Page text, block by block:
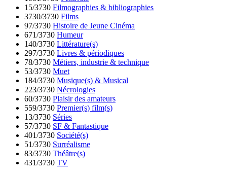
15/3730 Filmographies & bibliographies
3730/3730 Films
97/3730 Histoire de Jeune Cinéma
671/3730 Humeur
140/3730 Littérature(s)
297/3730 Livres & périodiques
78/3730 Métiers, industrie & technique
53/3730 Muet
184/3730 Musique(s) & Musical
223/3730 Nécrologies
60/3730 Plaisir des amateurs
559/3730 Premier(s) film(s)
13/3730 Séries
57/3730 SF & Fantastique
401/3730 Société(s)
51/3730 Surréalisme
83/3730 Théâtre(s)
431/3730 TV